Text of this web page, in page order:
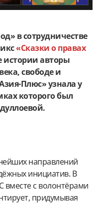
в сотрудничестве
«Сказки о правах
истории авторы
свободе и
Плюс» узнала у
которого был
направлений
инициатив. В
вместе с волонтёрами
придумывая